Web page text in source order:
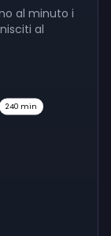
al minuto i
al
240 min